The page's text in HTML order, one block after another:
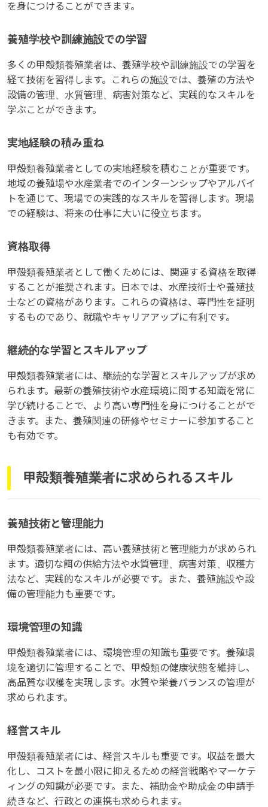
を身につけることができます。
養殖学校や訓練施設での学習
多くの甲殻類養殖業者は、養殖学校や訓練施設での学習を
経て技術を習得します。これらの施設では、養殖の方法や
設備の管理、水質管理、病害対策など、実践的なスキルを
学ぶことができます。
実地経験の積み重ね
甲殻類養殖業者としての実地経験を積むことが重要です。
地域の養殖場や水産業者でのインターンシップやアルバイ
トを通じて、現場での実践的なスキルを習得します。現場
での経験は、将来の仕事に大いに役立ちます。
資格取得
甲殻類養殖業者として働くためには、関連する資格を取得
することが推奨されます。日本では、水産技術士や養殖技
士などの資格があります。これらの資格は、専門性を証明
するものであり、就職やキャリアアップに有利です。
継続的な学習とスキルアップ
甲殻類養殖業者には、継続的な学習とスキルアップが求め
られます。最新の養殖技術や水産環境に関する知識を常に
学び続けることで、より高い専門性を身につけることがで
きます。また、養殖関連の研修やセミナーに参加すること
も有効です。
甲殻類養殖業者に求められるスキル
養殖技術と管理能力
甲殻類養殖業者には、高い養殖技術と管理能力が求められ
ます。適切な餌の供給方法や水質管理、病害対策、収穫方
法など、実践的なスキルが必要です。また、養殖施設や設
備の管理能力も重要です。
環境管理の知識
甲殻類養殖業者には、環境管理の知識も重要です。養殖環
境を適切に管理することで、甲殻類の健康状態を維持し、
高品質な収穫を実現します。水質や栄養バランスの管理が
求められます。
経営スキル
甲殻類養殖業者には、経営スキルも重要です。収益を最大
化し、コストを最小限に抑えるための経営戦略やマーケテ
ィングの知識が必要です。また、補助金や助成金の申請手
続きなど、行政との連携も求められます。